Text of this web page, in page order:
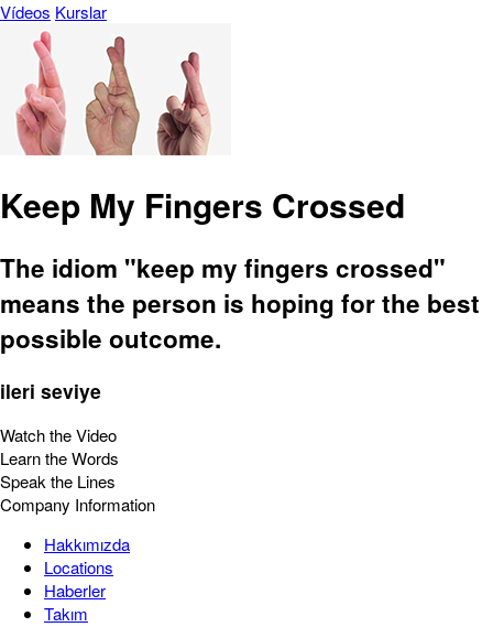
Vídeos Kurslar
Keep My Fingers Crossed
The idiom "keep my fingers crossed"
means the person is hoping for the best
possible outcome.
ileri seviye
Watch the Video
Learn the Words
Speak the Lines
Company Information
Hakkımızda
Locations
Haberler
Takım